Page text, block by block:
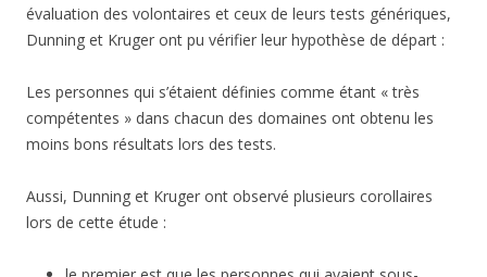
évaluation des volontaires et ceux de leurs tests génériques,
Dunning et Kruger ont pu vérifier leur hypothèse de départ :
Les personnes qui s’étaient définies comme étant « très
compétentes » dans chacun des domaines ont obtenu les
moins bons résultats lors des tests.
Aussi, Dunning et Kruger ont observé plusieurs corollaires
lors de cette étude :